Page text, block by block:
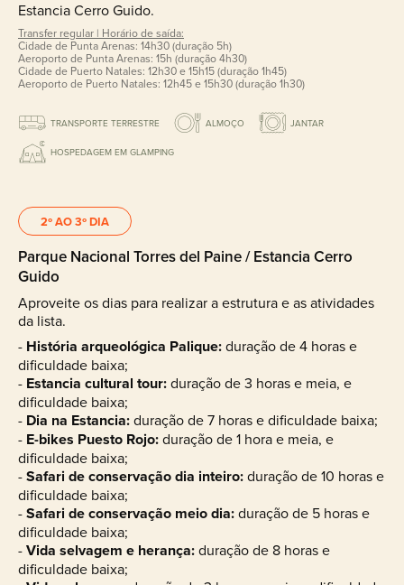
Estancia Cerro Guido.
Transfer regular | Horário de saída:
Cidade de Punta Arenas: 14h30 (duração 5h)
Aeroporto de Punta Arenas: 15h (duração 4h30)
Cidade de Puerto Natales: 12h30 e 15h15 (duração 1h45)
Aeroporto de Puerto Natales: 12h45 e 15h30 (duração 1h30)
TRANSPORTE TERRESTRE ALMOÇO JANTAR
HOSPEDAGEM EM GLAMPING
2º AO 3º DIA
Parque Nacional Torres del Paine / Estancia Cerro
Guido
Aproveite os dias para realizar a estrutura e as atividades
da lista.
- História arqueológica Palique:duração de 4 horas e
dificuldade baixa;
- Estancia cultural tour:duração de 3 horas e meia, e
dificuldade baixa;
- Dia na Estancia:duração de 7 horas e dificuldade baixa;
- E-bikes Puesto Rojo:duração de 1 hora e meia, e
dificuldade baixa;
-Safari de conservação dia inteiro:duração de 10 horas e
dificuldade baixa;
-Safari de conservação meio dia:duração de 5 horas e
dificuldade baixa;
-Vida selvagem e herança:duração de 8 horas e
dificuldade baixa;